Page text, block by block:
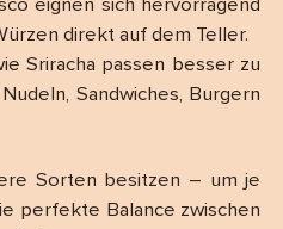
eignen sich hervorragend
direkt auf dem Teller.
Sriracha passen besser zu
Sandwiches, Burgern
Sorten besitzen – um je
perfekte Balance zwischen